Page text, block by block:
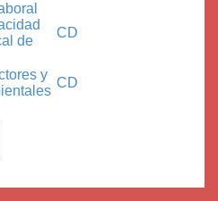
de
CD
y
CD